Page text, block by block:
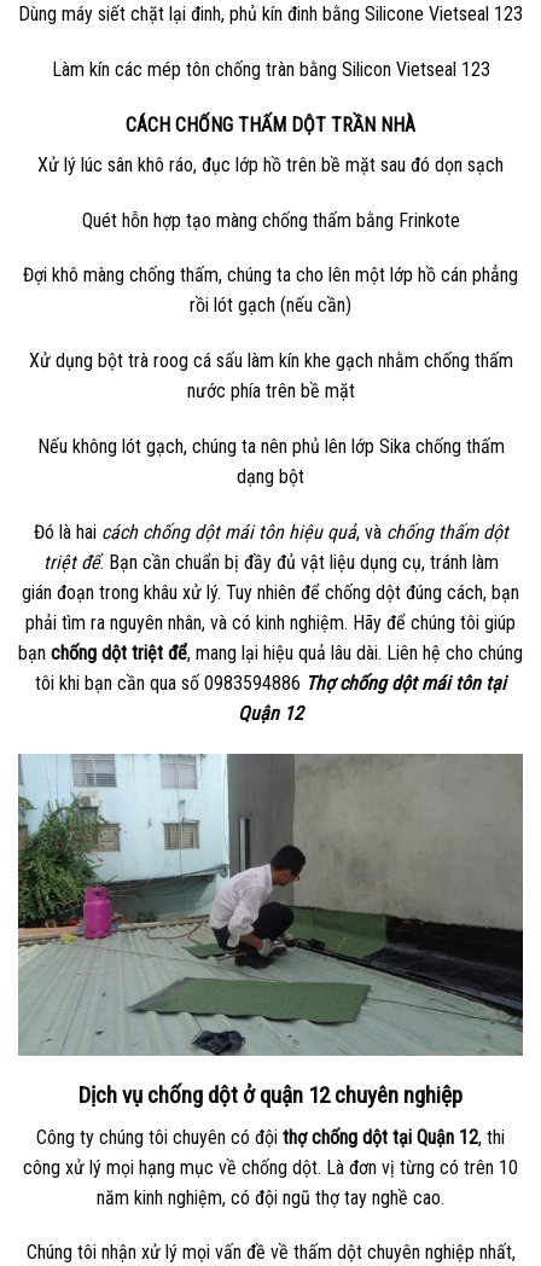
Dùng máy siết chặt lại đinh, phủ kín đinh bằng Silicone Vietseal 123
Làm kín các mép tôn chống tràn bằng Silicon Vietseal 123
CÁCH CHỐNG THẤM DỘT TRẦN NHÀ
Xử lý lúc sân khô ráo, đục lớp hồ trên bề mặt sau đó dọn sạch
Quét hỗn hợp tạo màng chống thấm bằng Frinkote
Đợi khô màng chống thấm, chúng ta cho lên một lớp hồ cán phẳng
rồi lót gạch (nếu cần)
Xử dụng bột trà roog cá sấu làm kín khe gạch nhằm chống thấm
nước phía trên bề mặt
Nếu không lót gạch, chúng ta nên phủ lên lớp Sika chống thấm
dạng bột
Đó là hai cách chống dột mái tôn hiệu quả, và chống thấm dột
triệt để. Bạn cần chuẩn bị đầy đủ vật liệu dụng cụ, tránh làm
gián đoạn trong khâu xử lý. Tuy nhiên để chống dột đúng cách, bạn
phải tìm ra nguyên nhân, và có kinh nghiệm. Hãy để chúng tôi giúp
bạn chống dột triệt để, mang lại hiệu quả lâu dài. Liên hệ cho chúng
tôi khi bạn cần qua số 0983594886 Thợ chống dột mái tôn tại
Quận 12
Dịch vụ chống dột ở quận 12 chuyên nghiệp
Công ty chúng tôi chuyên có đội thợ chống dột tại Quận 12, thi
công xử lý mọi hạng mục về chống dột. Là đơn vị từng có trên 10
năm kinh nghiệm, có đội ngũ thợ tay nghề cao.
Chúng tôi nhận xử lý mọi vấn đề về thấm dột chuyên nghiệp nhất,